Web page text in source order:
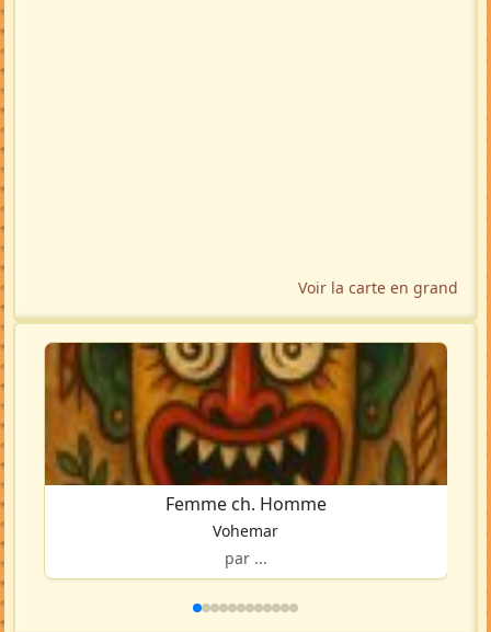
Voir la carte en grand
Femme ch. Homme
Vohemar
par ...